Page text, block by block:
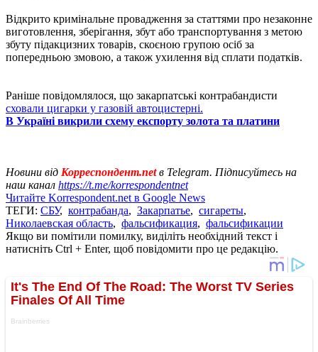
Відкрито кримінальне провадження за статтями про незаконне
виготовлення, зберігання, збут або транспортування з метою
збуту підакцизних товарів, скоєною групою осіб за
попередньою змовою, а також ухилення від сплати податків.
Раніше повідомлялося, що закарпатські контрабандисти
сховали цигарки у газовій автоцистерні.
В Україні викрили схему експорту золота та платини
Новини від Корреспондент.netв Telegram. Підписуйтесь на
наш канал https://t.me/korrespondentnet
Читайте Korrespondent.net в Google News
ТЕГИ: СБУ, контрабанда, Закарпатье, сигареты,
Николаевская область, фальсификация, фальсификации
Якщо ви помітили помилку, виділіть необхідний текст і
натисніть Ctrl + Enter, щоб повідомити про це редакцію.